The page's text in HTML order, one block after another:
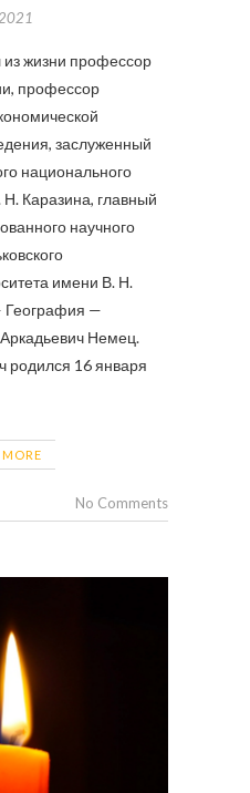
из жизни профессор
профессор
заслуженный
национального
Каразина, главный
научного
имени В. Н.
География —
Немец.
родился 16 января
No Comments